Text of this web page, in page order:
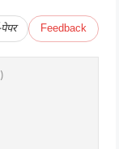
Feedback